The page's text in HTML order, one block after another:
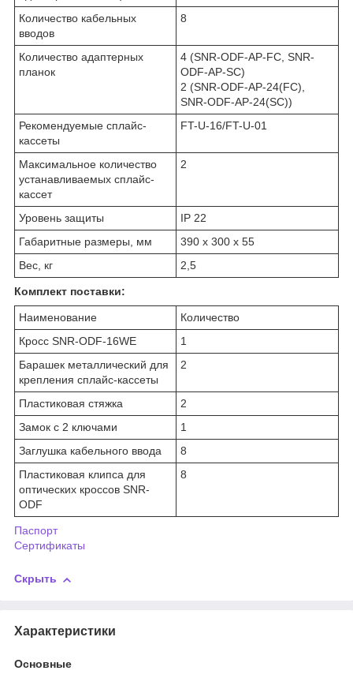
Количество кабельных
вводов
8
Количество адаптерных
планок
4 (SNR-ODF-AP-FC, SNR-
ODF-AP-SC)
2 (SNR-ODF-AP-24(FC),
SNR-ODF-AP-24(SC))
Рекомендуемые сплайс-
кассеты
FT-U-16/FT-U-01
Максимальное количество
устанавливаемых сплайс-
кассет
2
Уровень защиты
IP 22
Габаритные размеры, мм
390 х 300 х 55
Вес, кг
2,5
Комплект поставки:
Наименование
Количество
Кросс SNR-ODF-16WE
1
Барашек металлический для
крепления сплайс-кассеты
2
Пластиковая стяжка
2
Замок с 2 ключами
1
Заглушка кабельного ввода
8
Пластиковая клипса для
оптических кроссов SNR-
ODF
8
Паспорт
Сертификаты
Скрыть
Характеристики
Основные